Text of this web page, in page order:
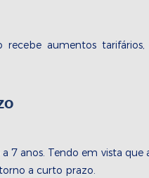
recebe aumentos
7 anos. Tendo em vista que
a curto prazo.